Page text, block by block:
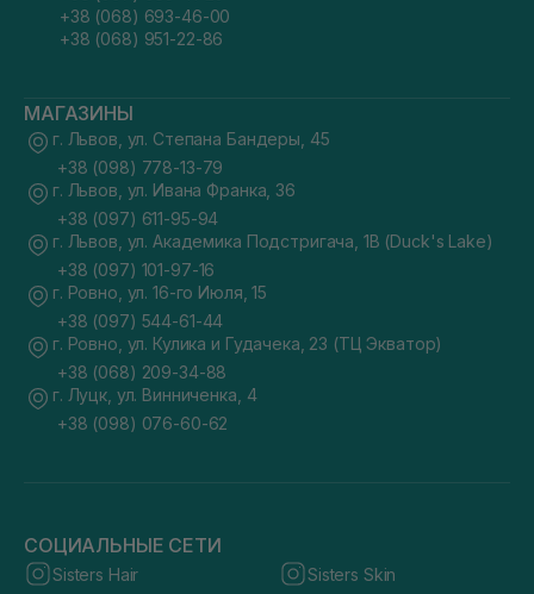
+38 (068) 693-46-00
+38 (068) 951-22-86
МАГАЗИНЫ
г. Львов, ул. Степана Бандеры, 45
+38 (098) 778-13-79
г. Львов, ул. Ивана Франка, 36
+38 (097) 611-95-94
г. Львов, ул. Академика Подстригача, 1В (Duck's Lake)
+38 (097) 101-97-16
г. Ровно, ул. 16-го Июля, 15
+38 (097) 544-61-44
г. Ровно, ул. Кулика и Гудачека, 23 (ТЦ Экватор)
+38 (068) 209-34-88
г. Луцк, ул. Винниченка, 4
+38 (098) 076-60-62
СОЦИАЛЬНЫЕ СЕТИ
Sisters Hair Sisters Skin